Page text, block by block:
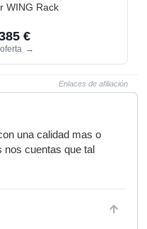
WING Rack
€
→
Enlaces de afiliación
una calidad mas o
cuentas que tal